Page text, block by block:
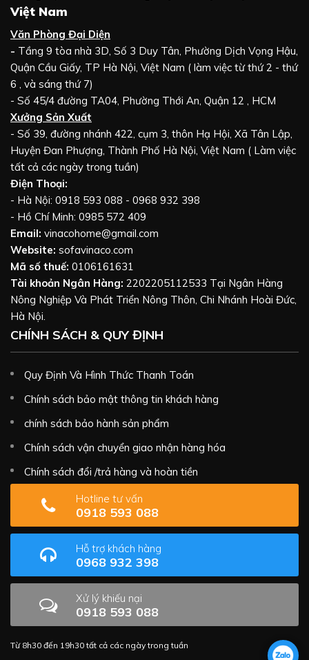
Việt Nam
Văn Phòng Đại Diện
- Tầng 9 tòa nhà 3D, Số 3 Duy Tân, Phường Dịch Vọng Hậu,
Quận Cầu Giấy, TP Hà Nội, Việt Nam ( làm việc từ thứ 2 - thứ
6 , và sáng thứ 7)
- Số 45/4 đường TA04, Phường Thới An, Quận 12 , HCM
Xưởng Sản Xuất
- Số 39, đường nhánh 422, cụm 3, thôn Hạ Hội, Xã Tân Lập,
Huyện Đan Phượng, Thành Phố Hà Nội, Việt Nam ( Làm việc
tất cả các ngày trong tuần)
Điện Thoại:
- Hà Nội: 0918 593 088 - 0968 932 398
- Hồ Chí Minh: 0985 572 409
Email: vinacohome@gmail.com
Website: sofavinaco.com
Mã số thuế: 0106161631
Tài khoản Ngân Hàng: 2202205112533 Tại Ngân Hàng
Nông Nghiệp Và Phát Triển Nông Thôn, Chi Nhánh Hoài Đức,
Hà Nội.
CHÍNH SÁCH & QUY ĐỊNH
Quy Định Và Hình Thức Thanh Toán
Chính sách bảo mật thông tin khách hàng
chính sách bảo hành sản phẩm
Chính sách vận chuyển giao nhận hàng hóa
Chính sách đổi /trả hàng và hoàn tiền
Hotline tư vấn
0918 593 088
Hỗ trợ khách hàng
0968 932 398
Xử lý khiếu nại
0918 593 088
Từ 8h30 đến 19h30 tất cả các ngày trong tuần